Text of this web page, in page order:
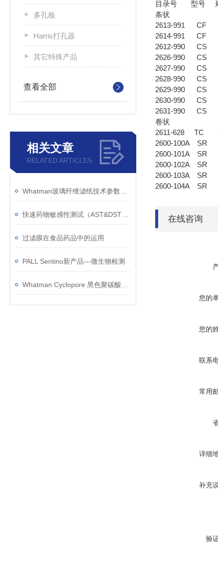
多孔板
Harris打孔器
其它特殊产品
查看全部
相关文章
RELATED ARTICLES
过滤膜在食品药品中的运用
PALL Sentino新产品---微生物检测
目录号 型
条状
2613-991
2614-991 CF
2612-990 CS
2626-990 CS
2627-990 CS
2628-990 CS
2629-990 CS
2630-990 CS
2631-990 CS
卷状
2611-628
2600-100A
2600-101A SR
2600-102A
2600-103A
2600-104A
在线咨询
您的
您的
联系
常用
详细
补充
验